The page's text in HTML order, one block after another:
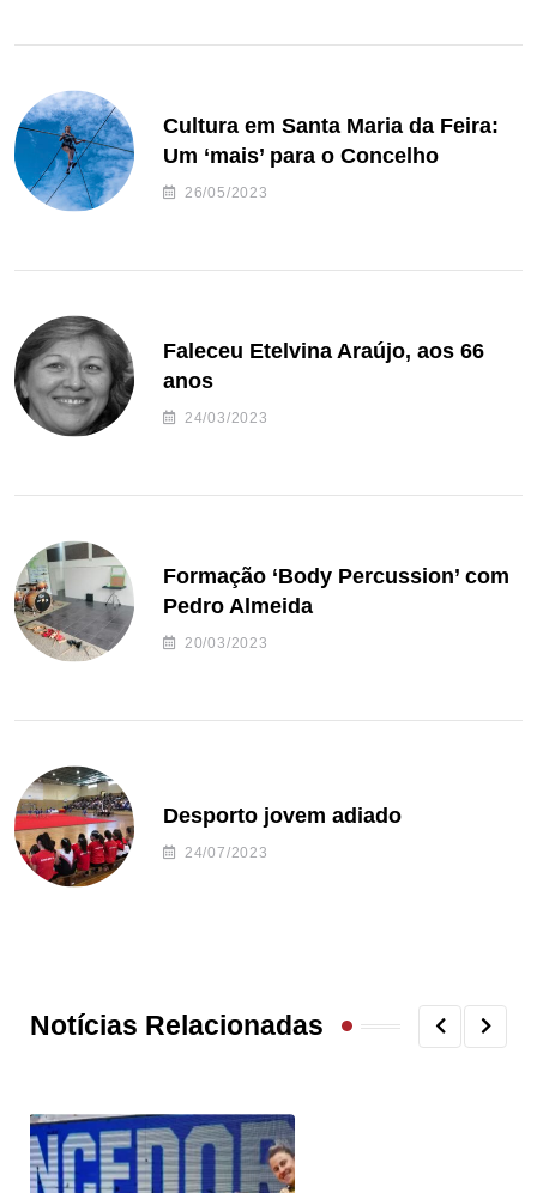
Cultura em Santa Maria da Feira:
Um ‘mais’ para o Concelho
26/05/2023
Faleceu Etelvina Araújo, aos 66
anos
24/03/2023
Formação ‘Body Percussion’ com
Pedro Almeida
20/03/2023
Desporto jovem adiado
24/07/2023
Notícias Relacionadas